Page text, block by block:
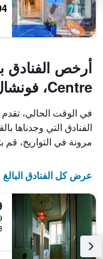
Centre، فونشال
في الوقت الحالي،
مرونة في التواريخ، قم
عرض كل الفنادق البالغ
0.8